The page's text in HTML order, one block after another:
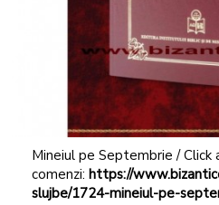
Mineiul pe Septembrie / Click
comenzi: https://
slujbe/1724-mineiul-pe-